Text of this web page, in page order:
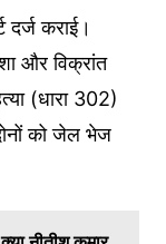
दर्ज कराई।
और विक्रांत
(धारा 302)
को जेल भेज